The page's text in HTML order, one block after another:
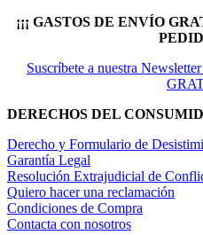
¡¡¡ GASTOS DE ENVÍO
Suscríbete a nuestra
DERECHOS DEL
Derecho y Formulario de
Garantía Legal
Resolución Extrajudicial de
Quiero hacer una reclamación
Condiciones de Compra
Contacta con nosotros